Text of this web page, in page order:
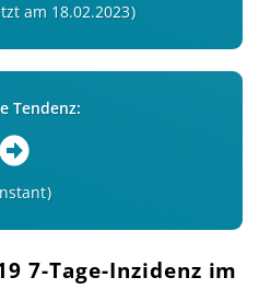
am 18.02.2023
Tendenz:
7-Tage-Inzidenz im